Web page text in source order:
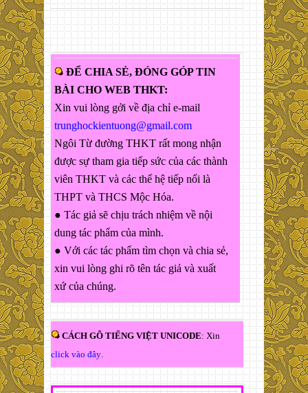
ĐỂ CHIA SẺ, ĐÓNG GÓP TIN
BÀI CHO WEB THKT:
Xin vui lòng gởi về địa chỉ e-mail
trunghockientuong@gmail.com
Ngôi Từ đường THKT rất mong nhận
được sự tham gia tiếp sức của các thành
viên THKT và các thế hệ tiếp nối là
THPT và THCS Mộc Hóa.
● Tác giả sẽ chịu trách nhiệm về nội
dung tác phẩm của mình.
● Với các tác phẩm tìm chọn và chia sẻ,
xin vui lòng ghi rõ tên tác giả và xuất
xứ của chúng.
CÁCH GÕ TIẾNG VIỆT UNICODE: Xin
click vào đây.